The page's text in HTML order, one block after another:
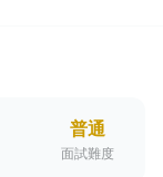
普通
面試難度